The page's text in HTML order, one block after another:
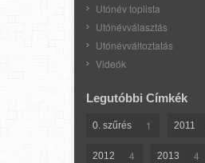
Utónév toplista
Utónévválasztás
Utónévváltoztatás
Videók
Legutóbbi Címkék
0. szűrés 1 2011
2012 4 2013 4